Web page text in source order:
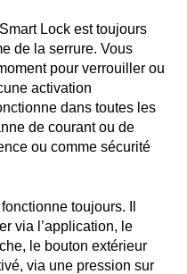
Lock est toujours
de la serrure. Vous
pour verrouiller ou
activation
dans toutes les
de courant ou de
ou comme sécurité
toujours. Il
via l’application, le
le bouton extérieur
via une pression sur